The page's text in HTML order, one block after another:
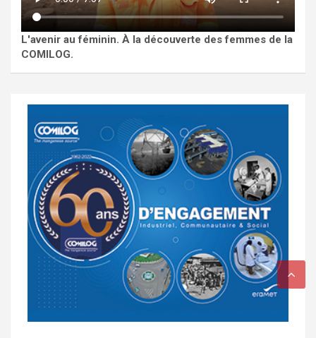
L'avenir au féminin. À la découverte des femmes de la
COMILOG.